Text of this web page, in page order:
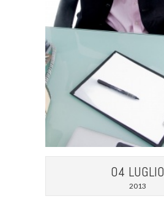
04 LUGLIO
2013